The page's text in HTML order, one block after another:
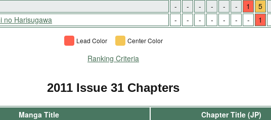
- - - - - - 1 5
no Harisugawa - - - - - - - 1
Lead Color Center Color
Ranking Criteria
2011 Issue 31 Chapters
Manga Title
Chapter Title (JP)